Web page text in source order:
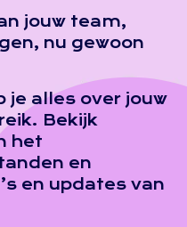
jouw team,
nu gewoon
je alles over jouw
Bekijk
het
en
en updates van